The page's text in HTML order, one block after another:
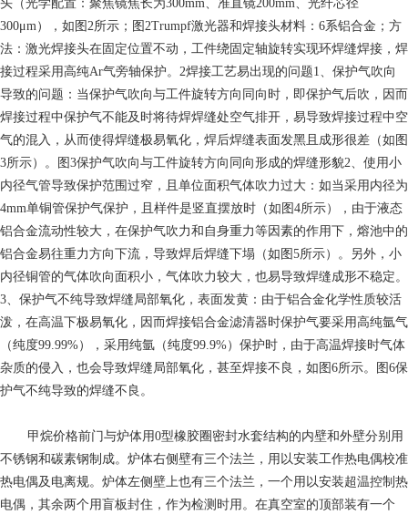
头（光学配置：聚焦镜焦长为300mm、准直镜200mm、光纤芯径
300μm），如图2所示；图2Trumpf激光器和焊接头材料：6系铝合金；方
法：激光焊接头在固定位置不动，工件绕固定轴旋转实现环焊缝焊接，焊
接过程采用高纯Ar气旁轴保护。2焊接工艺易出现的问题1、保护气吹向
导致的问题：当保护气吹向与工件旋转方向同向时，即保护气后吹，因而
焊接过程中保护气不能及时将待焊焊缝处空气排开，易导致焊接过程中空
气的混入，从而使得焊缝极易氧化，焊后焊缝表面发黑且成形很差（如图
3所示）。图3保护气吹向与工件旋转方向同向形成的焊缝形貌2、使用小
内径气管导致保护范围过窄，且单位面积气体吹力过大：如当采用内径为
4mm单铜管保护气保护，且样件是竖直摆放时（如图4所示），由于液态
铝合金流动性较大，在保护气吹力和自身重力等因素的作用下，熔池中的
铝合金易往重力方向下流，导致焊后焊缝下塌（如图5所示）。另外，小
内径铜管的气体吹向面积小，气体吹力较大，也易导致焊缝成形不稳定。
3、保护气不纯导致焊缝局部氧化，表面发黄：由于铝合金化学性质较活
泼，在高温下极易氧化，因而焊接铝合金滤清器时保护气要采用高纯氩气
（纯度99.99%），采用纯氩（纯度99.9%）保护时，由于高温焊接时气体
杂质的侵入，也会导致焊缝局部氧化，甚至焊接不良，如图6所示。图6保
护气不纯导致的焊缝不良。
甲烷价格前门与炉体用0型橡胶圈密封水套结构的内壁和外壁分别用
不锈钢和碳素钢制成。炉体右侧壁有三个法兰，用以安装工作热电偶校准
热电偶及电离规。炉体左侧壁上也有三个法兰，一个用以安装超温控制热
电偶，其余两个用盲板封住，作为检测时用。在真空室的顶部装有一个